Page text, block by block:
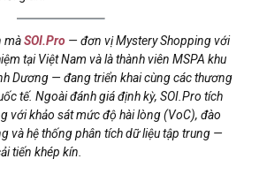
màSOI.Pro — đơn vị Mystery Shopping với
tại Việt Nam và là thành viên MSPA khu
Dương — đang triển khai cùng các thương
tế. Ngoài đánh giá định kỳ, SOI.Pro tích
với khảo sát mức độ hài lòng (VoC), đào
và hệ thống phân tích dữ liệu tập trung —
tiến khép kín.